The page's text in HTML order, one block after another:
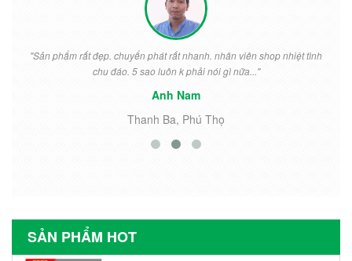
"Sản phẩm rất đẹp. chuyển phát rất nhanh. nhân viên shop nhiệt tình
chu đáo. 5 sao luôn k phải nói gì nữa..."
Anh Nam
Thanh Ba, Phú Thọ
SẢN PHẨM HOT